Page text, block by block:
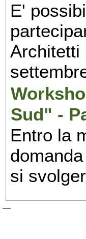
E'
Architetti
Sud" -
Entro la
si